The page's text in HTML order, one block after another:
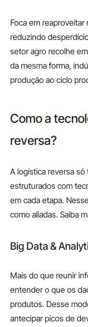
Foca em reaproveitar
reduzindo
setor agro recolhe
da mesma forma,
produção ao ciclo
Como a
reversa?
A logística reversa
estruturados com
em cada etapa.
como aliadas. Saiba
Big Data &
Mais do que reunir
entender o que os
produtos. Desse
antecipar picos de